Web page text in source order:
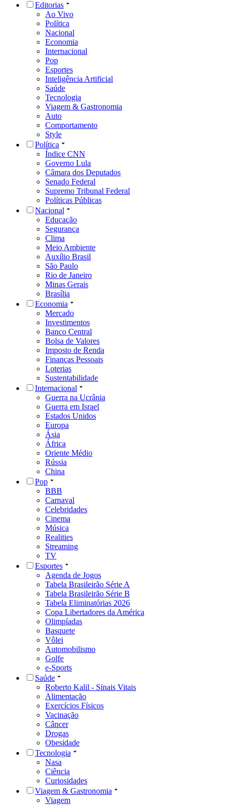
Editorias
Ao Vivo
Política
Nacional
Economia
Internacional
Pop
Esportes
Inteligência Artificial
Saúde
Tecnologia
Viagem & Gastronomia
Auto
Comportamento
Style
Política
Índice CNN
Governo Lula
Câmara dos Deputados
Senado Federal
Supremo Tribunal Federal
Políticas Públicas
Nacional
Educação
Segurança
Clima
Meio Ambiente
Auxílio Brasil
São Paulo
Rio de Janeiro
Minas Gerais
Brasília
Economia
Mercado
Investimentos
Banco Central
Bolsa de Valores
Imposto de Renda
Finanças Pessoais
Loterias
Sustentabilidade
Internacional
Guerra na Ucrânia
Guerra em Israel
Estados Unidos
Europa
Ásia
África
Oriente Médio
Rússia
China
Pop
BBB
Carnaval
Celebridades
Cinema
Música
Realities
Streaming
TV
Esportes
Agenda de Jogos
Tabela Brasileirão Série A
Tabela Brasileirão Série B
Tabela Eliminatórias 2026
Copa Libertadores da América
Olimpíadas
Basquete
Vôlei
Automobilismo
Golfe
e-Sports
Saúde
Roberto Kalil - Sinais Vitais
Alimentação
Exercícios Físicos
Vacinação
Câncer
Drogas
Obesidade
Tecnologia
Nasa
Ciência
Curiosidades
Viagem & Gastronomia
Viagem